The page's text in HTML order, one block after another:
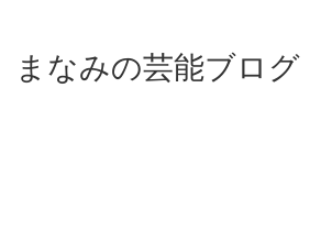
まなみの芸能ブログ